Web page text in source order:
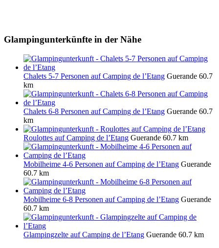
Glampingunterkünfte in der Nähe
Chalets 5-7 Personen auf Camping de l’Etang Guerande 60.7
km
Chalets 6-8 Personen auf Camping de l’Etang Guerande 60.7
km
Roulottes auf Camping de l’Etang Guerande 60.7 km
Mobilheime 4-6 Personen auf Camping de l’Etang Guerande
60.7 km
Mobilheime 6-8 Personen auf Camping de l’Etang Guerande
60.7 km
Glampingzelte auf Camping de l’Etang Guerande 60.7 km